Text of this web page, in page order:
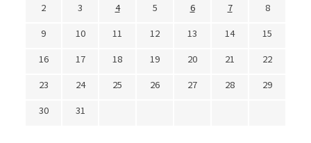
2
3 4 5 6 7
8
9
10 11 12 13 14
15
16
17 18 19 20 21
22
23
24 25 26 27 28
29
30
31